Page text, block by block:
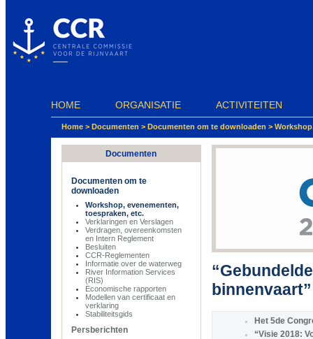
HOME ORGANISATIE ACTIVITEITEN
Home > Documenten > Documenten om te downloaden >
Documenten
Documenten om te
downloaden
Workshop, evenementen,
toespraken, etc.
Verklaringen en Verslagen
Verdragen, overeenkomsten
en Intern Reglement
Besluiten
CCR-Reglementen
Informatie over de waterweg
River Information Services
(RIS)
Economische rapporten
Modellen van certificaat en
verklaring
Stabiliteitsgids
Persberichten
binnenvaart”
Het 5de
“Visie 2018: